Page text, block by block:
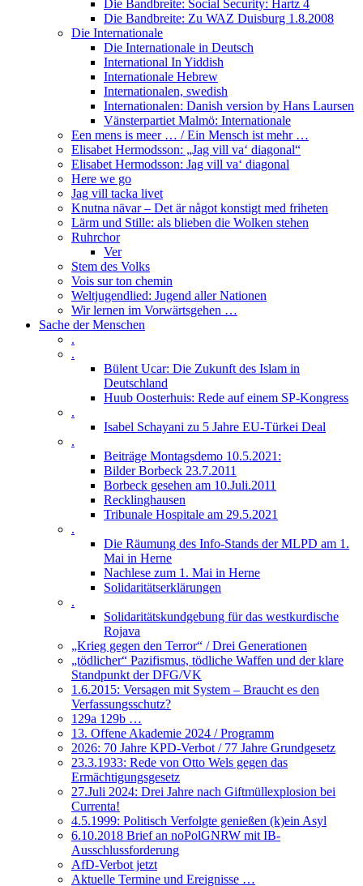
Die Bandbreite: Social Security: Hartz 4
Die Bandbreite: Zu WAZ Duisburg 1.8.2008
Die Internationale
Die Internationale in Deutsch
International In Yiddish
Internationale Hebrew
Internationalen, swedish
Internationalen: Danish version by Hans Laursen
Vänsterpartiet Malmö: Internationale
Een mens is meer … / Ein Mensch ist mehr …
Elisabet Hermodsson: „Jag vill va‘ diagonal“
Elisabet Hermodsson: Jag vill va‘ diagonal
Here we go
Jag vill tacka livet
Knutna nävar – Det är något konstigt med friheten
Lärm und Stille: als blieben die Wolken stehen
Ruhrchor
Ver
Stem des Volks
Vois sur ton chemin
Weltjugendlied: Jugend aller Nationen
Wir lernen im Vorwärtsgehen …
Sache der Menschen
.
.
Bülent Ucar: Die Zukunft des Islam in
Deutschland
Huub Oosterhuis: Rede auf einem SP-Kongress
.
Isabel Schayani zu 5 Jahre EU-Türkei Deal
.
Beiträge Montagsdemo 10.5.2021:
Bilder Borbeck 23.7.2011
Borbeck gesehen am 10.Juli.2011
Recklinghausen
Tribunale Hospitale am 29.5.2021
.
Die Räumung des Info-Stands der MLPD am 1.
Mai in Herne
Nachlese zum 1. Mai in Herne
Solidaritätserklärungen
.
Solidaritätskundgebung für das westkurdische
Rojava
„Krieg gegen den Terror“ / Drei Generationen
„tödlicher“ Pazifismus, tödliche Waffen und der klare
Standpunkt der DFG/VK
1.6.2015: Versagen mit System – Braucht es den
Verfassungsschutz?
129a 129b …
13. Offene Akademie 2024 / Programm
2026: 70 Jahre KPD-Verbot / 77 Jahre Grundgesetz
23.3.1933: Rede von Otto Wels gegen das
Ermächtigungsgesetz
27.Juli 2024: Drei Jahre nach Giftmüllexplosion bei
Currenta!
4.5.1999: Politisch Verfolgte genießen (k)ein Asyl
6.10.2018 Brief an noPolGNRW mit IB-
Ausschlussforderung
AfD-Verbot jetzt
Aktuelle Termine und Ereignisse …